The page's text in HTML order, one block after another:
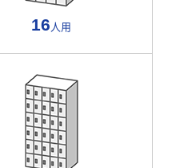
16 人用